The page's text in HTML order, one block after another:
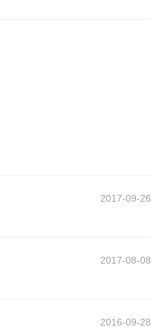
2017-09-26
2017-08-08
2016-09-28